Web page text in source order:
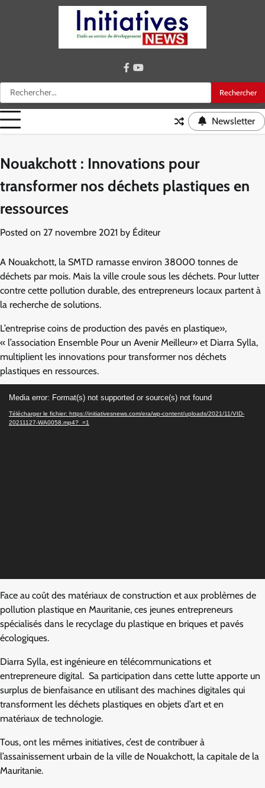
Rechercher :
facebook
youtube
Newsletter
Nouakchott : Innovations pour
transformer nos déchets plastiques en
ressources
Posted on 27 novembre 2021 by Éditeur
A Nouakchott, la SMTD ramasse environ 38000 tonnes de
déchets par mois. Mais la ville croule sous les déchets. Pour lutter
contre cette pollution durable, des entrepreneurs locaux partent à
la recherche de solutions.
L’entreprise coins de production des pavés en plastique»,
« l’association Ensemble Pour un Avenir Meilleur» et Diarra Sylla,
multiplient les innovations pour transformer nos déchets
plastiques en ressources.
Media error: Format(s) not supported or source(s) not found
Télécharger le fichier: https://initiativesnews.com/era/wp-content/uploads/2021/11/VID-
20211127-WA0058.mp4?_=1
Face au coût des matériaux de construction et aux problèmes de
pollution plastique en Mauritanie, ces jeunes entrepreneurs
spécialisés dans le recyclage du plastique en briques et pavés
écologiques.
Diarra Sylla, est ingénieure en télécommunications et
entrepreneure digital. Sa participation dans cette lutte apporte un
surplus de bienfaisance en utilisant des machines digitales qui
transforment les déchets plastiques en objets d’art et en
matériaux de technologie.
Tous, ont les mêmes initiatives, c’est de contribuer à
l’assainissement urbain de la ville de Nouakchott, la capitale de la
Mauritanie.